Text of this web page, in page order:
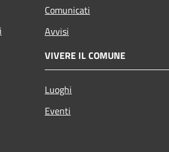
Comunicati
Avvisi
VIVERE IL COMUNE
Luoghi
Eventi